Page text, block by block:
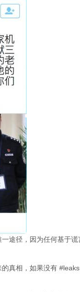
途径，因为任何基于
真相，如果没有